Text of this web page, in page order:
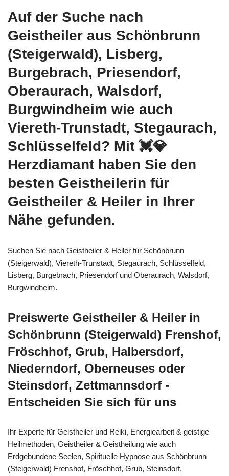
Auf der Suche nach
Geistheiler aus Schönbrunn
(Steigerwald), Lisberg,
Burgebrach, Priesendorf,
Oberaurach, Walsdorf,
Burgwindheim wie auch
Viereth-Trunstadt, Stegaurach,
Schlüsselfeld? Mit 💓️💎
Herzdiamant haben Sie den
besten Geistheilerin für
Geistheiler & Heiler in Ihrer
Nähe gefunden.
Suchen Sie nach Geistheiler & Heiler für Schönbrunn
(Steigerwald), Viereth-Trunstadt, Stegaurach, Schlüsselfeld,
Lisberg, Burgebrach, Priesendorf und Oberaurach, Walsdorf,
Burgwindheim.
Preiswerte Geistheiler & Heiler in
Schönbrunn (Steigerwald) Frenshof,
Fröschhof, Grub, Halbersdorf,
Niederndorf, Oberneuses oder
Steinsdorf, Zettmannsdorf -
Entscheiden Sie sich für uns
Ihr Experte für Geistheiler und Reiki, Energiearbeit & geistige
Heilmethoden, Geistheiler & Geistheilung wie auch
Erdgebundene Seelen, Spirituelle Hypnose aus Schönbrunn
(Steigerwald) Frenshof, Fröschhof, Grub, Steinsdorf,